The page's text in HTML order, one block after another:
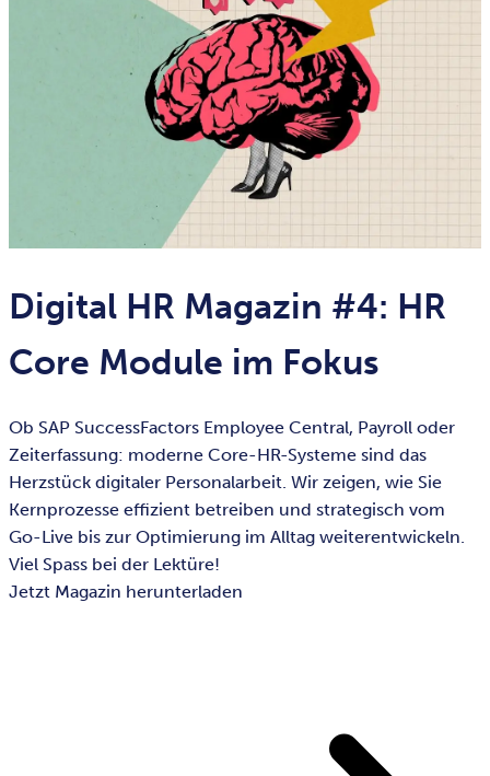
Digital HR Magazin #4: HR
Core Module im Fokus
Ob SAP SuccessFactors Employee Central, Payroll oder
Zeiterfassung: moderne Core-HR-Systeme sind das
Herzstück digitaler Personalarbeit. Wir zeigen, wie Sie
Kernprozesse effizient betreiben und strategisch vom
Go-Live bis zur Optimierung im Alltag weiterentwickeln.
Viel Spass bei der Lektüre!
Jetzt Magazin herunterladen